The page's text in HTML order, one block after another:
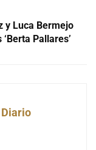
y Luca Bermejo
Pallares’